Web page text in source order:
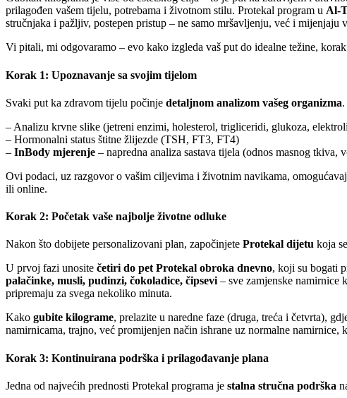
prilagođen vašem tijelu, potrebama i životnom stilu. Protekal program u Al-
stručnjaka i pažljiv, postepen pristup – ne samo mršavljenju, već i mijenjaju
Vi pitali, mi odgovaramo – evo kako izgleda vaš put do idealne težine,
Korak 1: Upoznavanje sa svojim tijelom
Svaki put ka zdravom tijelu počinje detaljnom analizom vašeg organizma
– Analizu krvne slike (jetreni enzimi, holesterol, trigliceridi, glukoza,
– Hormonalni status štitne žlijezde (TSH, FT3, FT4)
– InBody mjerenje – napredna analiza sastava tijela (odnos masnog tkiva,
Ovi podaci, uz razgovor o vašim ciljevima i životnim navikama,
ili online.
Korak 2: Početak vaše najbolje životne odluke
Nakon što dobijete personalizovani plan, započinjete Protekal dijetu koja
U prvoj fazi unosite četiri do pet Protekal obroka dnevno, koji su bogati
palačinke, musli, pudinzi, čokoladice, čipsevi– sve zamjenske namirnice
pripremaju za svega nekoliko minuta.
Kako gubite kilograme, prelazite u naredne faze (druga, treća i četvrta),
namirnicama, trajno, već promijenjen način ishrane uz normalne namirnice,
Korak 3: Kontinuirana podrška i prilagođavanje plana
Jedna od najvećih prednosti Protekal programa je stalna stručna podrška